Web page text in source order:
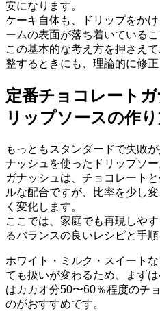
安になります。
ケーキ自体も、ドリップをか
ームの表面が落ち着いているこ
この基本的な考え方を押さえ
整するときにも、理論的に修正
定番チョコレート
リップソースの作
もっともスタンダードで失敗
ナッシュを使ったドリップソー
ガナッシュは、チョコレート
ルな配合ですが、比率を少し
く変化します。
ここでは、家庭でも再現しや
るバランスの良いレシピと手順
ホワイト・ミルク・スイート
ても扱いが変わるため、まず
はカカオ分50〜60％程度のチ
のがおすすめです。